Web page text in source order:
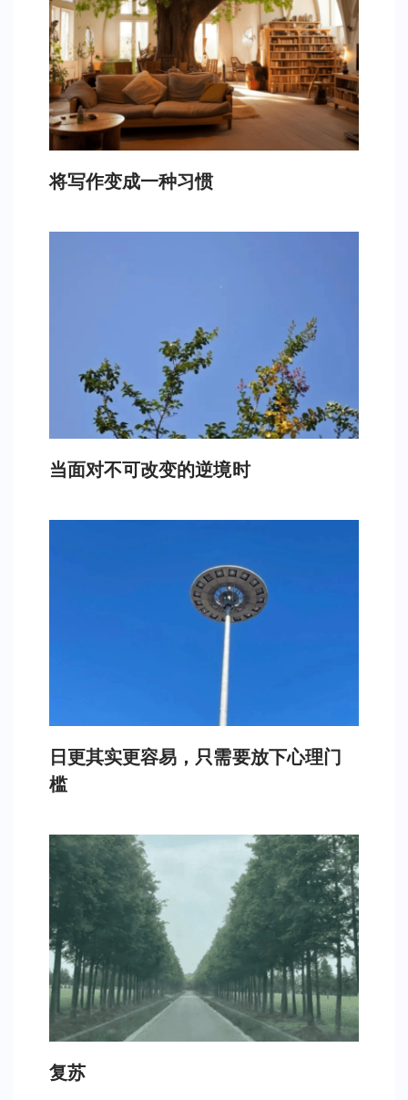
将写作变成一种习惯
当面对不可改变的逆境时
日更其实更容易，只需要放下心理门
槛
复苏